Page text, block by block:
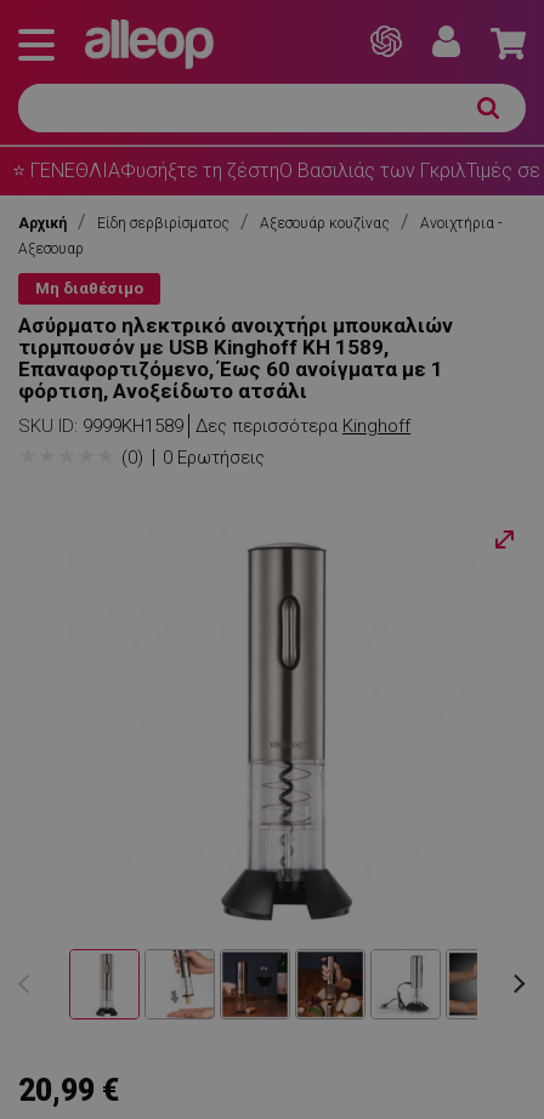
⭐ ΓΕΝΕΘΛΙΑΦυσήξτε τη ζέστηΟ Βασιλιάς των ΓκριλΤιμές σε
Αρχική Είδη σερβιρίσματος Αξεσουάρ κουζίνας
Ανοιχτήρια -
Αξεσουαρ
Μη διαθέσιμο
Ασύρματο ηλεκτρικό ανοιχτήρι μπουκαλιών
τιρμπουσόν με USB Kinghoff KH 1589,
Επαναφορτιζόμενο, Έως 60 ανοίγματα με 1
φόρτιση, Ανοξείδωτο ατσάλι
SKU ID: 9999KH1589 Δες περισσότερα Kinghoff
(0) 0 Ερωτήσεις
20,99 €